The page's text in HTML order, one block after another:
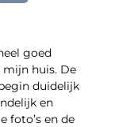
goed
huis. De
duidelijk
en
foto’s en de